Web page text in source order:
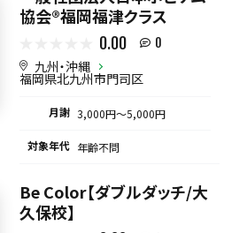
協会®︎福岡福津クラス
0.00 0
九州・沖縄
福岡県北九州市門司区
月謝 3,000円〜5,000円
対象年代 年齢不問
Be Color【ダブルダッチ/大
久保校】